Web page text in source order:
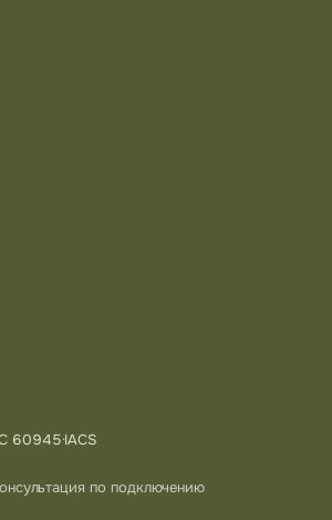
60945·IACS
по подключению